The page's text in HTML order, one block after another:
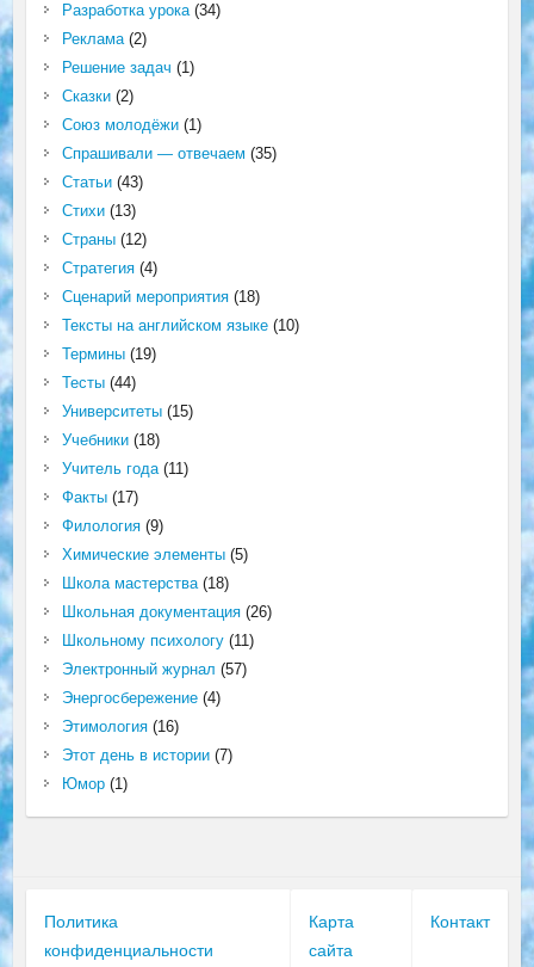
Разработка урока(34)
Реклама(2)
Решение задач (1)
Сказки(2)
Союз молодёжи(1)
Спрашивали — отвечаем (35)
Статьи(43)
Стихи(13)
Страны(12)
Стратегия(4)
Сценарий мероприятия(18)
Тексты на английском языке(10)
Термины(19)
Тесты(44)
Университеты(15)
Учебники(18)
Учитель года(11)
Факты(17)
Филология(9)
Химические элементы(5)
Школа мастерства(18)
Школьная документация(26)
Школьному психологу(11)
Электронный журнал (57)
Энергосбережение(4)
Этимология(16)
Этот день в истории(7)
Юмор(1)
Политика
конфиденциальности
Карта
сайта
Контакт